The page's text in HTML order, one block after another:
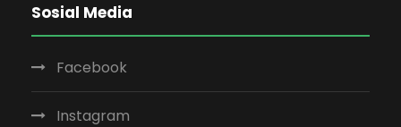
Sosial Media
Facebook
Instagram